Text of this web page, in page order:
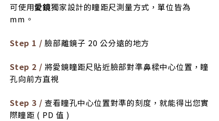
可使用愛鏡獨家設計的瞳距尺測量方式，單位皆為
mm。
Step 1 / 臉部離鏡子 20 公分遠的地方
Step 2 / 將愛鏡瞳距尺貼近臉部對準鼻樑中心位置，瞳
孔向前方直視
Step 3 /查看瞳孔中心位置對準的刻度，就能得出您實
際瞳距 ( PD 值 )